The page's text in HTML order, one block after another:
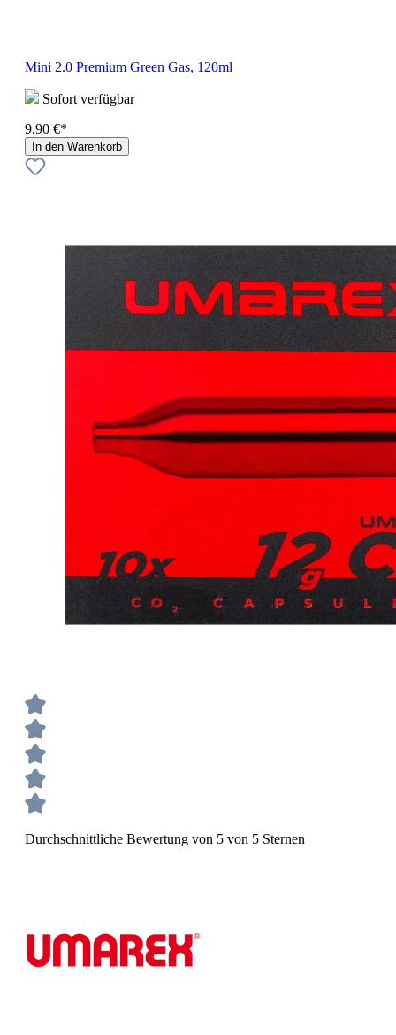
Mini 2.0 Premium Green Gas, 120ml
Sofort verfügbar
9,90 €*
In den Warenkorb
Durchschnittliche Bewertung von 5 von 5 Sternen